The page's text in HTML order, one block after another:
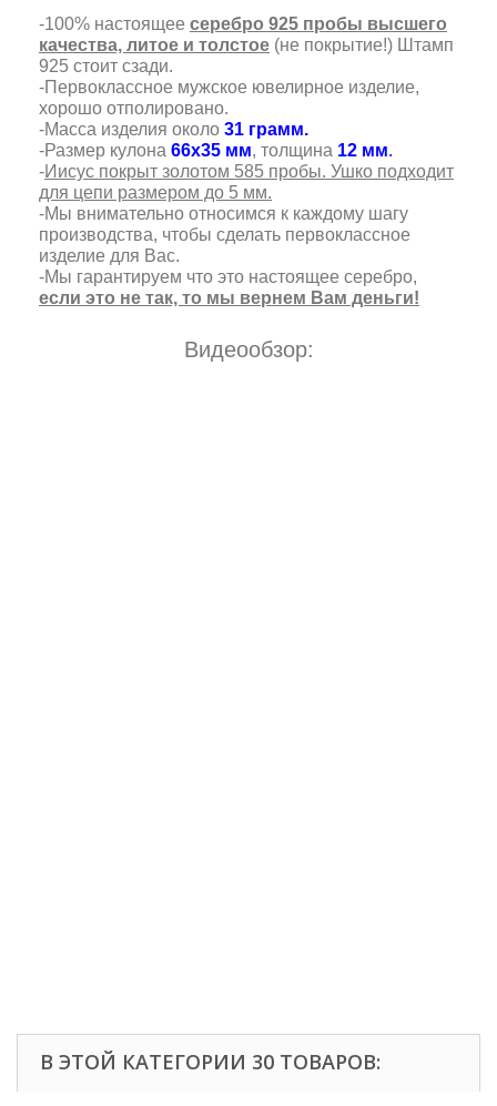
-100% настоящее серебро 925 пробы высшего
качества, литое и толстое (не покрытие!) Штамп
925 стоит сзади.
-Первоклассное мужское ювелирное изделие,
хорошо отполировано.
-Масса изделия около 31 грамм.
-Размер кулона 66х35 мм, толщина 12 мм.
-Иисус покрыт золотом 585 пробы. Ушко подходит
для цепи размером до 5 мм.
-Мы внимательно относимся к каждому шагу
производства, чтобы сделать первоклассное
изделие для Вас.
-Мы гарантируем что это настоящее серебро,
если это не так, то мы вернем Вам деньги!
Видеообзор:
В ЭТОЙ КАТЕГОРИИ 30 ТОВАРОВ: